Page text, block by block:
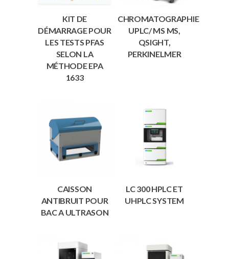
KIT DE
DÉMARRAGE POUR
LES TESTS PFAS
SELON LA
MÉTHODE EPA
1633
CHROMATOGRAPHIE
UPLC/ MS MS,
QSIGHT,
PERKINELMER
CAISSON
ANTIBRUIT POUR
BAC A ULTRASON
LC 300 HPLC ET
UHPLC SYSTEM